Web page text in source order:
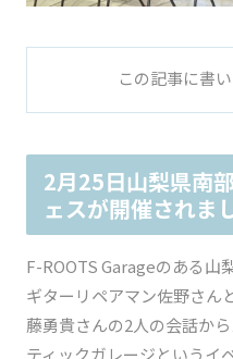
この記事に書
2月25日山梨県南
ェスが開催されま
F-ROOTS Garageのある山
ギターリペアマン佐野さん
藤勇貴さんの2人の会話か
ティックガレージというイ